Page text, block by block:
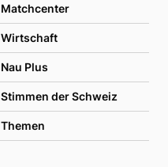
Matchcenter
Wirtschaft
Nau Plus
Stimmen der Schweiz
Themen